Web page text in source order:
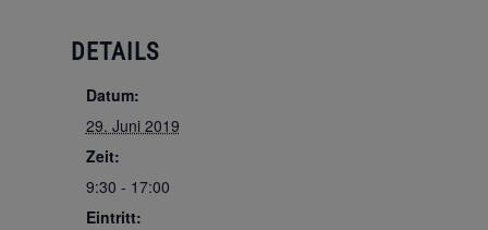
DETAILS
Datum:
29. Juni 2019
Zeit:
9:30 - 17:00
Eintritt: